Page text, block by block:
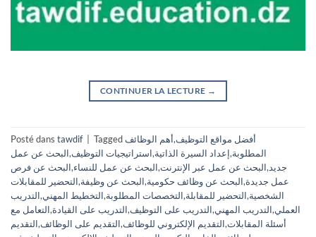
CONTINUER LA LECTURE →
Posté dans tawdif Tagged أفضل مواقع التوظيف,أهم الوظائف
المطلوبة,إعداد السيرة الذاتية,استراتيجيات التوظيف,البحث عن عمل
جديد,البحث عن عمل عبر الإنترنت,البحث عن عمل للنساء,البحث عن فرص
عمل جديدة,البحث عن وظائف حكومية,البحث عن وظيفة,التحضير للمقابلات
الشخصية,التحضير للمقابلة,التخصصات المطلوبة,التخطيط المهني,التدريب
العملي,التدريب المهني,التدريب على التوظيف,التدريب على القيادة,التعامل مع
أسئلة المقابلات,التقديم الإلكتروني للوظائف,التقديم على الوظائف,التقديم